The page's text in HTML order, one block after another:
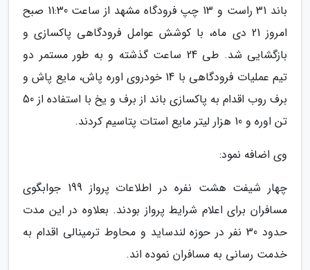
باند 31 راست و 13 چپ فرودگاه مشهد از ساعت 11:30 صبح
امروز 21 دی ماه، با کوشش عوامل فرودگاهی پاکسازی و
بازگشایی شد. طی 24 ساعت گذشته و به طور مستمر دو
تیم عملیات فرودگاهی با 14 خودروی اوره پاش، مایع پاش و
برف روب اقدام به پاکسازی باند از برف و یخ با استفاده از 50
تن اوره و 10 هزار لیتر مایع استات پتاسیم کردند.
وی اضافه نمود:
چهار شیفت هشت نفره در اطلاعات پرواز 199 جوابگوی
مسافران برای اعلام شرایط پرواز بودند. بعلاوه در این مدت
حدود 30 نفر در حوزه لندساید و محاوط ترمینالی اقدام به
خدمت رسانی به مسافران نموده اند.